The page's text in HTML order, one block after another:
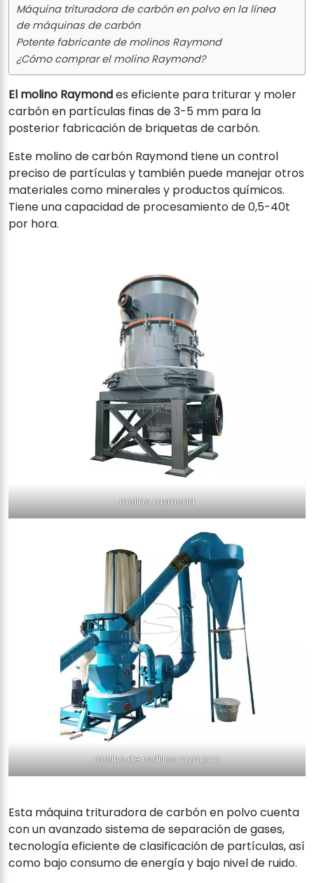
Máquina trituradora de carbón en polvo en la línea
de máquinas de carbón
Potente fabricante de molinos Raymond
¿Cómo comprar el molino Raymond?
El molino Raymondes eficiente para triturar y moler
carbón en partículas finas de 3-5 mm para la
posterior fabricación de briquetas de carbón.
Este molino de carbón Raymond tiene un control
preciso de partículas y también puede manejar otros
materiales como minerales y productos químicos.
Tiene una capacidad de procesamiento de 0,5-40t
por hora.
molino raymond
molino de rodillos raymond
Esta máquina trituradora de carbón en polvo cuenta
con un avanzado sistema de separación de gases,
tecnología eficiente de clasificación de partículas, así
como bajo consumo de energía y bajo nivel de ruido.